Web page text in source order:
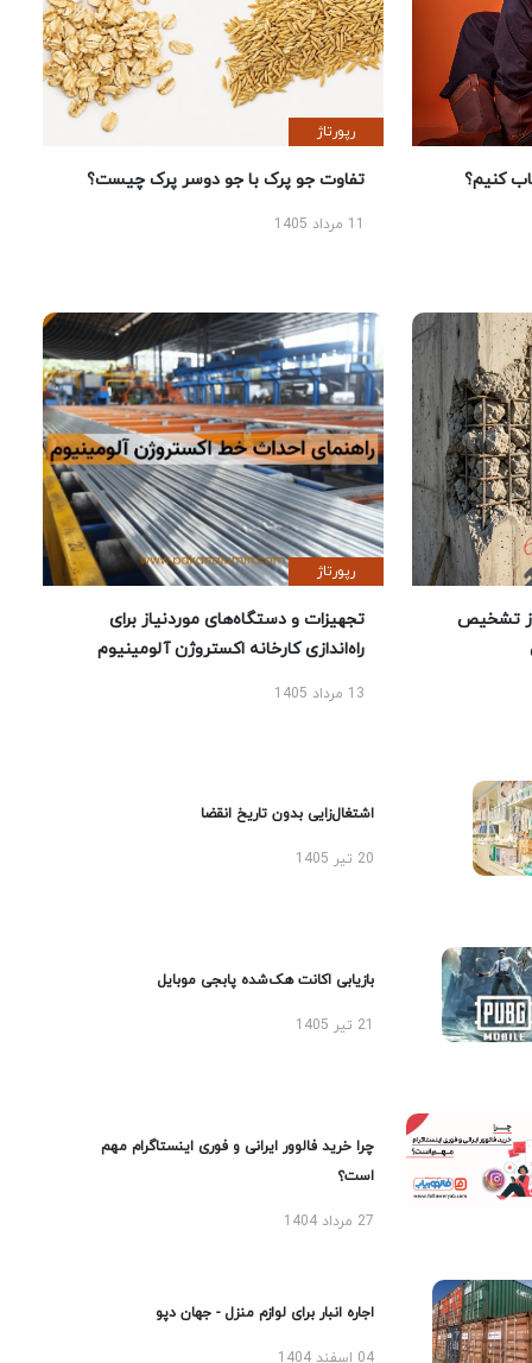
کنیم؟
رپورتاژ
تفاوت جو پرک با جو دوسر پرک چیست؟
تشخیص
رپورتاژ
تجهیزات و دستگاه‌های موردنیاز برای
راه‌اندازی کارخانه اکستروژن آلومینیوم
13 مرداد 1405
اشتغال‌زایی بدون تاریخ انقضا
20 تیر 1405
بازیابی اکانت هک‌شده پابجی موبایل
چرا خرید فالوور ایرانی و فوری اینستاگرام مهم
است؟
27 مرداد 1404
اجاره انبار برای لوازم منزل - جهان دپو
04 اسفند 1404